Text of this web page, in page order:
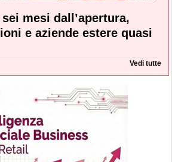
mesi dall’apertura,
e aziende estere quasi
Vedi tutte